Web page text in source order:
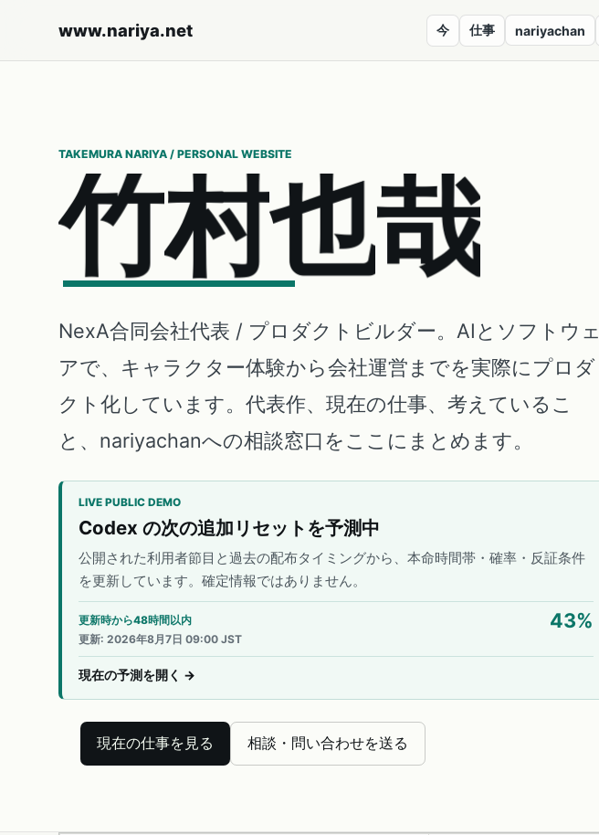
www.nariya.net 今 仕事 nariyachan
TAKEMURA NARIYA / PERSONAL WEBSITE
竹村也哉
NexA合同会社代表 / プロダクトビルダー。AIとソフトウェ
アで、キャラクター体験から会社運営までを実際にプロダ
クト化しています。代表作、現在の仕事、考えているこ
と、nariyachanへの相談窓口をここにまとめます。
LIVE PUBLIC DEMO
Codex の次の追加リセットを予測中
公開された利用者節目と過去の配布タイミングから、本命時間帯・確率・反証条件
を更新しています。確定情報ではありません。
更新時から48時間以内 43%
更新: 2026年8月7日 09:00 JST
現在の予測を開く →
現在の仕事を見る 相談・問い合わせを送る